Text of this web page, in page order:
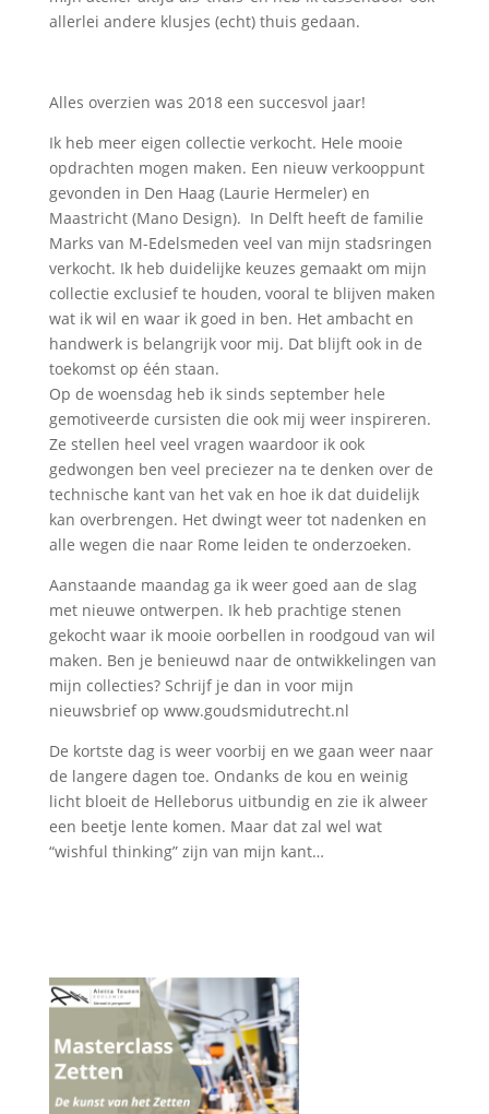
allerlei andere klusjes (echt) thuis gedaan.
Alles overzien was 2018 een succesvol jaar!
Ik heb meer eigen collectie verkocht. Hele mooie
opdrachten mogen maken. Een nieuw verkooppunt
gevonden in Den Haag (Laurie Hermeler) en
Maastricht (Mano Design). In Delft heeft de familie
Marks van M-Edelsmeden veel van mijn stadsringen
verkocht. Ik heb duidelijke keuzes gemaakt om mijn
collectie exclusief te houden, vooral te blijven maken
wat ik wil en waar ik goed in ben. Het ambacht en
handwerk is belangrijk voor mij. Dat blijft ook in de
toekomst op één staan.
Op de woensdag heb ik sinds september hele
gemotiveerde cursisten die ook mij weer inspireren.
Ze stellen heel veel vragen waardoor ik ook
gedwongen ben veel preciezer na te denken over de
technische kant van het vak en hoe ik dat duidelijk
kan overbrengen. Het dwingt weer tot nadenken en
alle wegen die naar Rome leiden te onderzoeken.
Aanstaande maandag ga ik weer goed aan de slag
met nieuwe ontwerpen. Ik heb prachtige stenen
gekocht waar ik mooie oorbellen in roodgoud van wil
maken. Ben je benieuwd naar de ontwikkelingen van
mijn collecties? Schrijf je dan in voor mijn
nieuwsbrief op www.goudsmidutrecht.nl
De kortste dag is weer voorbij en we gaan weer naar
de langere dagen toe. Ondanks de kou en weinig
licht bloeit de Helleborus uitbundig en zie ik alweer
een beetje lente komen. Maar dat zal wel wat
“wishful thinking” zijn van mijn kant…